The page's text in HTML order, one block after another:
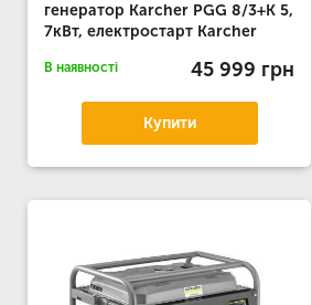
генератор Karcher PGG 8/3+К 5,
7кВт, електростарт Karcher
В наявності 45 999 грн
Купити